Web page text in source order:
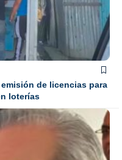
de licencias para
loterías